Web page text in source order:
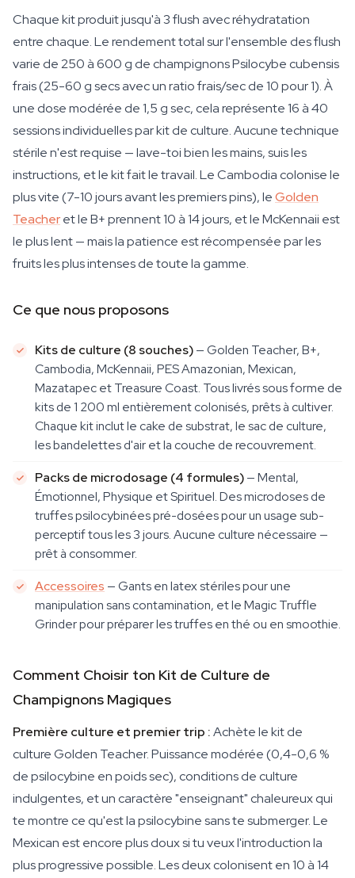
Chaque kit produit jusqu'à 3 flush avec réhydratation
entre chaque. Le rendement total sur l'ensemble des flush
varie de 250 à 600 g de champignons Psilocybe cubensis
frais (25-60 g secs avec un ratio frais/sec de 10 pour 1). À
une dose modérée de 1,5 g sec, cela représente 16 à 40
sessions individuelles par kit de culture. Aucune technique
stérile n'est requise — lave-toi bien les mains, suis les
instructions, et le kit fait le travail. Le Cambodia colonise le
plus vite (7-10 jours avant les premiers pins), leGolden
Teacheret le B+ prennent 10 à 14 jours, et le McKennaii est
le plus lent — mais la patience est récompensée par les
fruits les plus intenses de toute la gamme.
Ce que nous proposons
Kits de culture (8 souches)— Golden Teacher, B+,
Cambodia, McKennaii, PES Amazonian, Mexican,
Mazatapec et Treasure Coast. Tous livrés sous forme de
kits de 1 200 ml entièrement colonisés, prêts à cultiver.
Chaque kit inclut le cake de substrat, le sac de culture,
les bandelettes d'air et la couche de recouvrement.
Packs de microdosage (4 formules)— Mental,
Émotionnel, Physique et Spirituel. Des microdoses de
truffes psilocybinées pré-dosées pour un usage sub-
perceptif tous les 3 jours. Aucune culture nécessaire —
prêt à consommer.
Accessoires — Gants en latex stériles pour une
manipulation sans contamination, et le Magic Truffle
Grinder pour préparer les truffes en thé ou en smoothie.
Comment Choisir ton Kit de Culture de
Champignons Magiques
Première culture et premier trip :Achète le kit de
culture Golden Teacher. Puissance modérée (0,4-0,6 %
de psilocybine en poids sec), conditions de culture
indulgentes, et un caractère "enseignant" chaleureux qui
te montre ce qu'est la psilocybine sans te submerger. Le
Mexican est encore plus doux si tu veux l'introduction la
plus progressive possible. Les deux colonisent en 10 à 14